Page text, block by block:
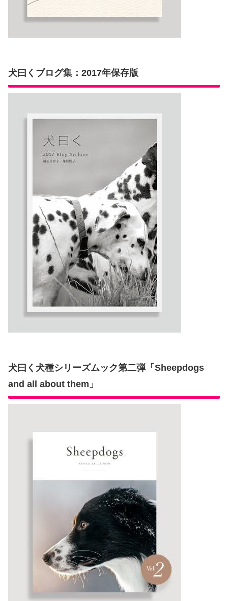
犬曰くブログ集：2017年保存版
犬曰く犬種シリーズムック第二弾「Sheepdogs
and all about them」